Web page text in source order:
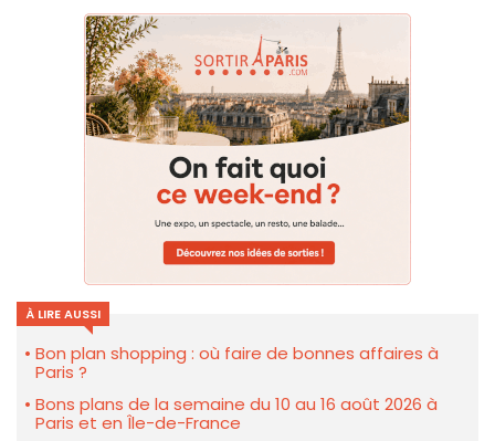
À LIRE AUSSI
Bon plan shopping : où faire de bonnes affaires à
Paris ?
Bons plans de la semaine du 10 au 16 août 2026 à
Paris et en Île-de-France